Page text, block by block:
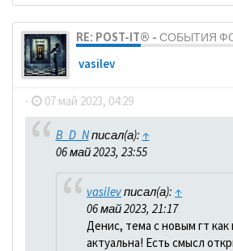
RE: POST-IT® - СОБЫТИЯ
vasilev
- 07 май 2023, 04:29
B_D_Nписал(а): ↑
06 май 2023, 23:55
vasilevписал(а): ↑
06 май 2023, 21:17
Денис, тема с новым гт как
актуальна! Есть смысл